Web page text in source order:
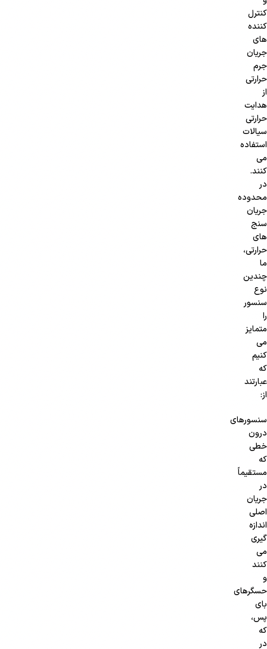
کنترل
کننده
های
جریان
جرم
حرارتی
از
هدایت
حرارتی
سیالات
استفاده
می
کنند.
در
محدوده
جریان
سنج
های
حرارتی،
ما
چندین
نوع
سنسور
را
متمایز
می
کنیم
که
عبارتند
از:
سنسورهای
درون
خطی
که
مستقیماً
در
جریان
اصلی
اندازه
گیری
می
کنند
و
حسگرهای
بای
پس،
که
در